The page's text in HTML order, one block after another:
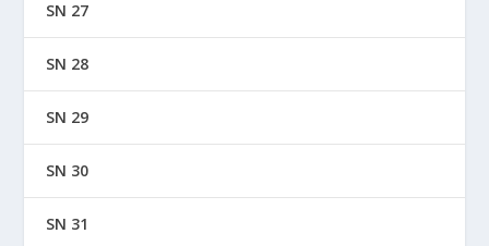
SN 27
SN 28
SN 29
SN 30
SN 31